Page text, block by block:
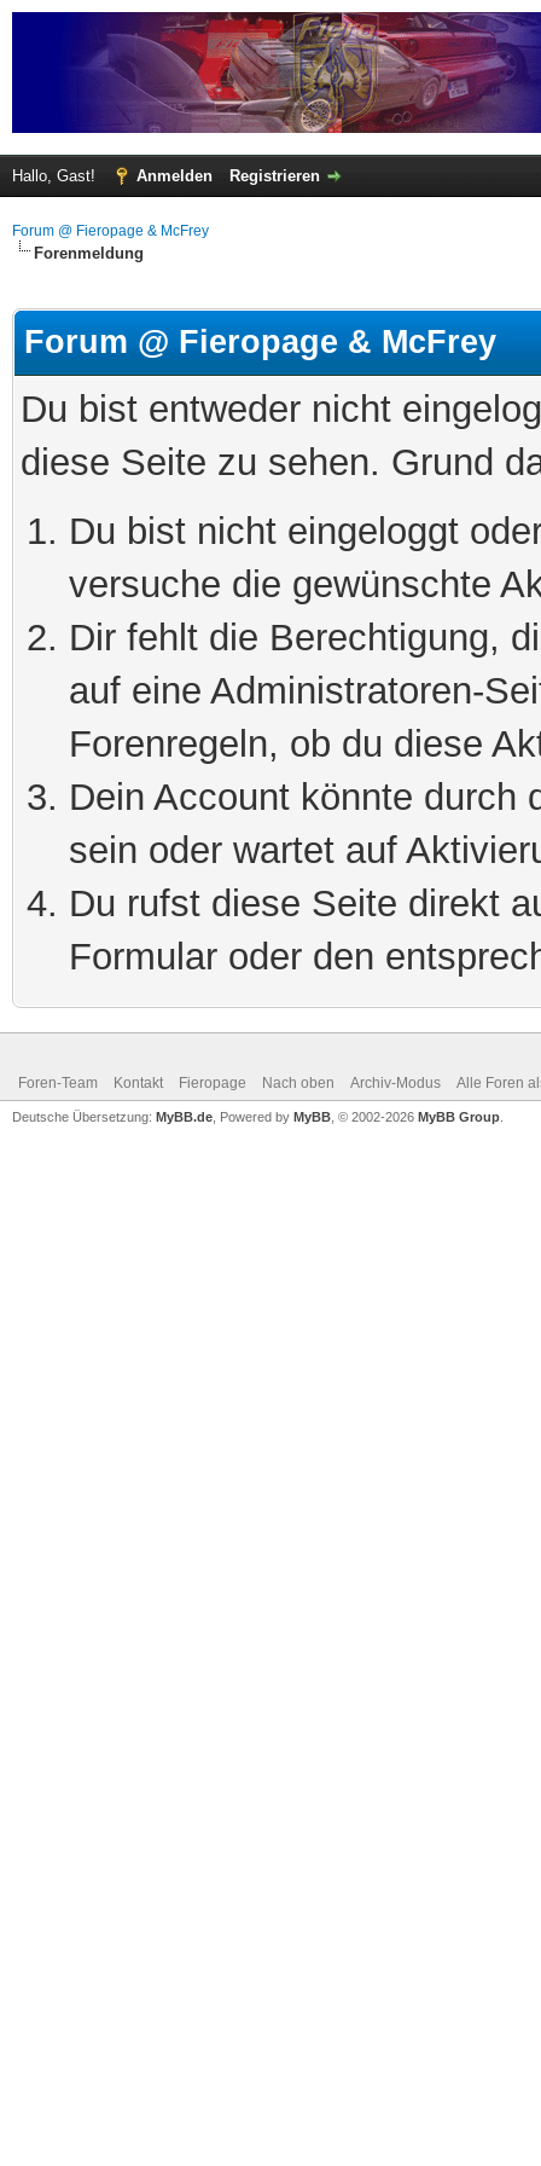
Hallo, Gast! Anmelden Registrieren
Forum @ Fieropage & McFrey
Forenmeldung
Forum @ Fieropage & McFrey
Du bist entweder nicht
diese Seite zu sehen. Grund
Du bist nicht eingeloggt
versuche die gewünschte
Dir fehlt die Berechtigung,
auf eine Administratoren-
Forenregeln, ob du diese
Dein Account könnte durch
sein oder wartet auf
Du rufst diese Seite direkt
Formular oder den
Foren-Team Kontakt Fieropage Nach oben Archiv-Modus Alle Foren
Deutsche Übersetzung: MyBB.de , Powered by MyBB , © 2002-2026 MyBB Group